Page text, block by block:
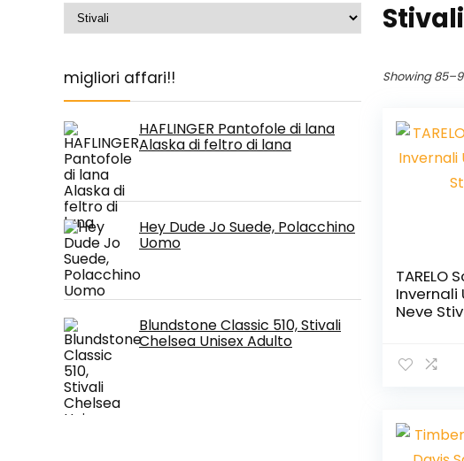
migliori affari!!
HAFLINGER Pantofole di lana
Alaska di feltro di lana
Hey Dude Jo Suede, Polacchino
Uomo
Blundstone Classic 510, Stivali
Chelsea Unisex Adulto
Stivali
Showing
TARELO
Invernali
Neve